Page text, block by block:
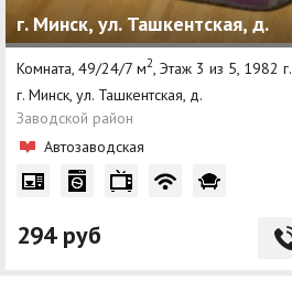
г. Минск, ул. Ташкентская, д.
Комната, 49/24/7 м2, Этаж 3 из 5, 1982 г.
г. Минск, ул. Ташкентская, д.
Заводской район
Автозаводская
294 руб